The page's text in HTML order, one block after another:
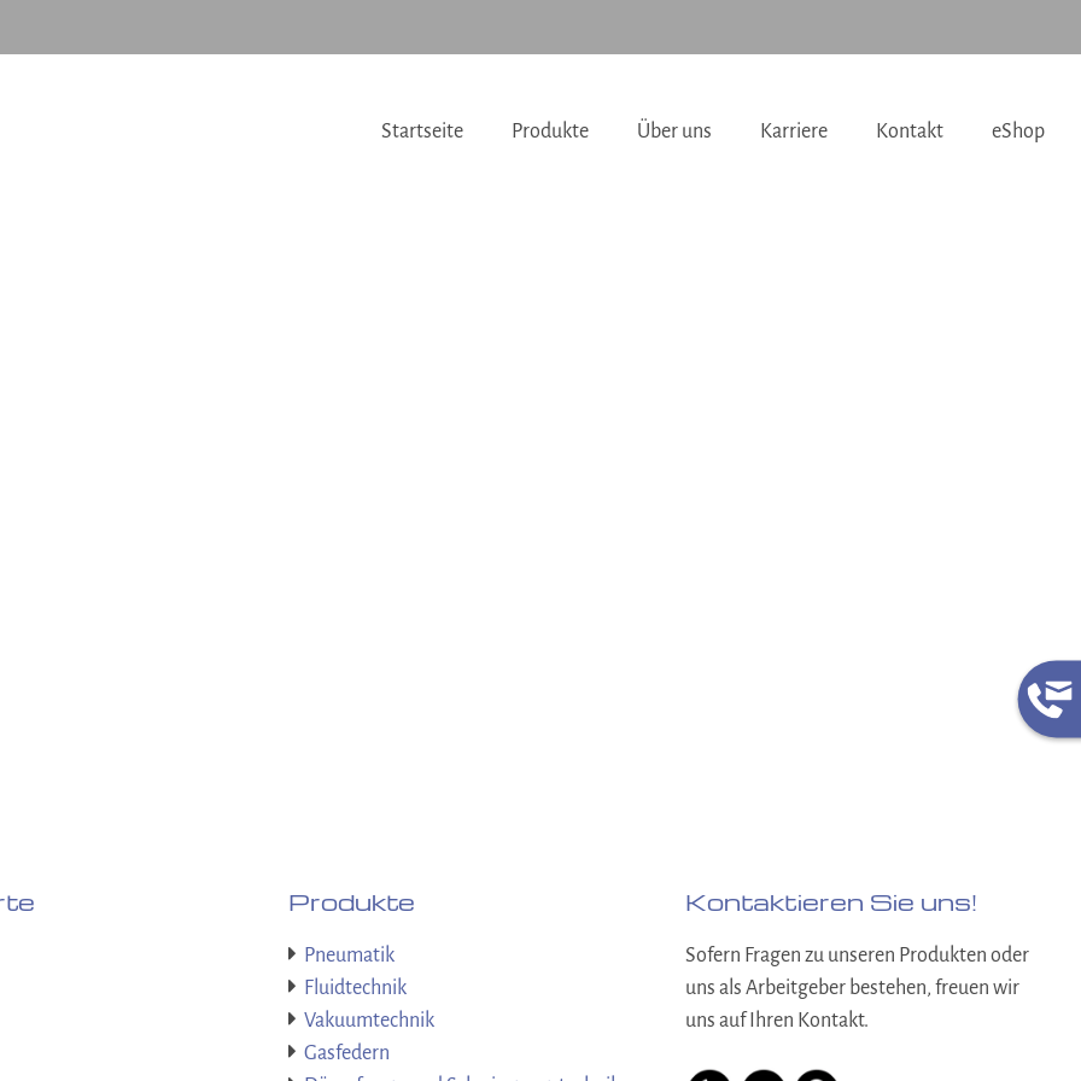
Startseite Produkte Über uns Karriere Kontakt eShop
Produkte
Pneumatik
Fluidtechnik
Vakuumtechnik
Gasfedern
Kontaktieren Sie uns!
Sofern Fragen zu unseren Produkten oder
uns als Arbeitgeber bestehen, freuen wir
uns auf Ihren Kontakt.